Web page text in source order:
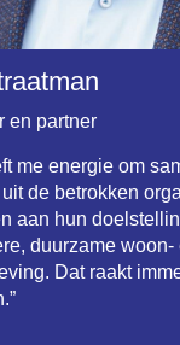
en partner
me energie om
de betrokken
aan hun
duurzame woon-
Dat raakt